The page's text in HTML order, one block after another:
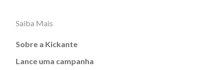
Saiba Mais
Sobre a Kickante
Lance uma campanha